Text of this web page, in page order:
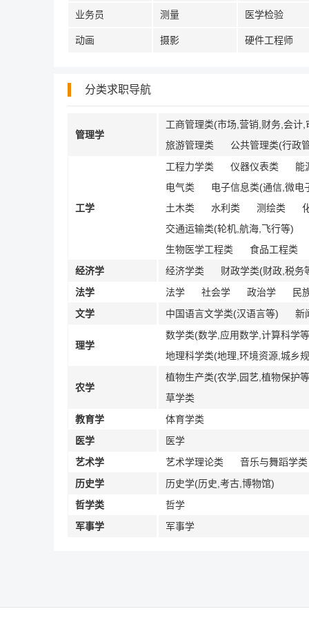
业务员 测量 医学检验
动画 摄影 硬件工程师
分类求职导航
管理学
工商管理类(市场,营销,财务,会计
旅游管理类
公共管理类(行政
工学
工程力学类 仪器仪表类
能
电气类
电子信息类(通信,微电
土木类
水利类 测绘类
交通运输类(轮机,航海,飞行等)
生物医学工程类
食品工程类
经济学
经济学类
财政学类(财政,税务
法学
法学 社会学 政治学
民
文学
中国语言文学类(汉语言等) 新
理学
数学类(数学,应用数学,计算科学
地理科学类(地理,环境资源,城乡
农学
植物生产类(农学,园艺,植物保护
草学类
教育学
体育学类
医学
医学
艺术学
艺术学理论类
音乐与舞蹈学类
历史学
历史学(历史,考古,博物馆)
哲学类
哲学
军事学
军事学